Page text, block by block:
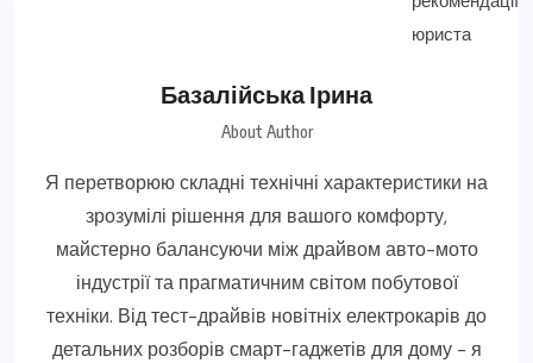
Базалійська Ірина
About Author
Я перетворюю складні технічні характеристики на
зрозумілі рішення для вашого комфорту,
майстерно балансуючи між драйвом авто-мото
індустрії та прагматичним світом побутової
техніки. Від тест-драйвів новітніх електрокарів до
детальних розборів смарт-гаджетів для дому - я